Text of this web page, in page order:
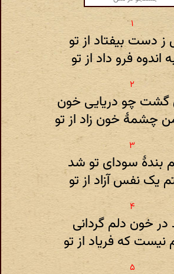
ز دست بیفتاد از تو
اندوه فرو داد از تو
چو دریایی خون
چشمهٔ خون زاد از تو
بندهٔ سودای تو شد
یک نفس آزاد از تو
در خون دلم گردانی
نیست که فریاد از تو